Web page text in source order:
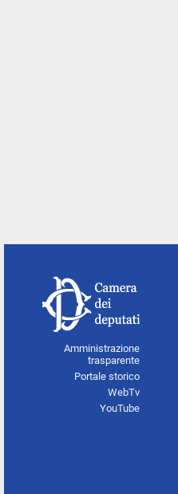
Amministrazione
trasparente
Portale storico
WebTv
YouTube